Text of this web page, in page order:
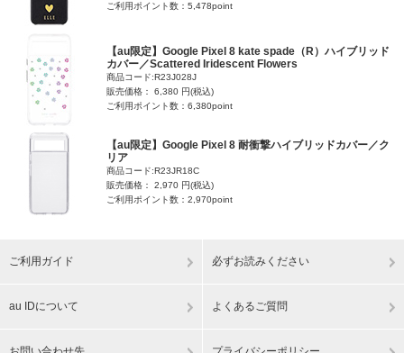
ご利用ポイント数：5,478point
【au限定】Google Pixel 8 kate spade（R）ハイブリッド
カバー／Scattered Iridescent Flowers
商品コード:R23J028J
販売価格： 6,380 円(税込)
ご利用ポイント数：6,380point
【au限定】Google Pixel 8 耐衝撃ハイブリッドカバー／ク
リア
商品コード:R23JR18C
販売価格： 2,970 円(税込)
ご利用ポイント数：2,970point
ご利用ガイド 必ずお読みください
au IDについて よくあるご質問